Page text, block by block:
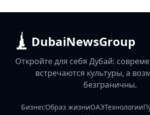
DubaiNewsGroup
Откройте для себя Дубай:
встречаются культуры, а
безграничны.
БизнесОбраз жизниОАЭТехнологии